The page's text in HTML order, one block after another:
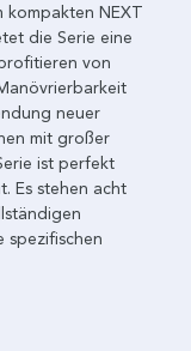
kompakten NEXT
die Serie eine
von
neuer
mit großer
ist perfekt
Es stehen acht
spezifischen